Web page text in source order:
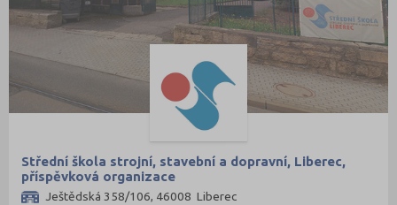
Střední škola strojní, stavební a dopravní, Liberec,
příspěvková organizace
Ještědská 358/106, 46008 Liberec